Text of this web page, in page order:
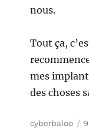
nous.
Tout ça,
mes
des choses
Auteur
cyberbaloo